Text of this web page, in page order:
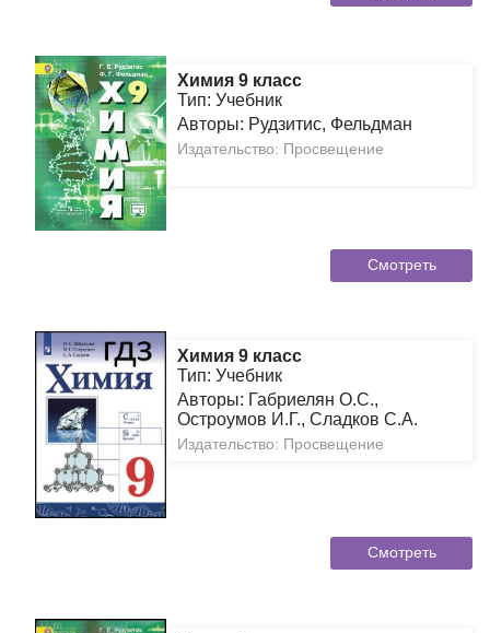
Химия 9 класс
Тип: Учебник
Авторы: Рудзитис, Фельдман
Издательство: Просвещение
Смотреть
Химия 9 класс
Тип: Учебник
Авторы: Габриелян О.С.,
Остроумов И.Г., Сладков С.А.
Издательство: Просвещение
Смотреть